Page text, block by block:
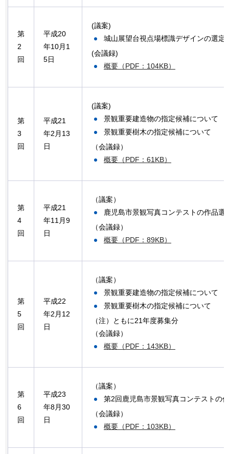
第
2
回
平成20
年10月1
5日
(議案)
城山展望台視点場標識デザインの選定
(会議録)
概要（PDF：104KB）
第
3
回
平成21
年2月13
日
(議案)
景観重要建造物の指定候補について
景観重要樹木の指定候補について
（会議録）
概要（PDF：61KB）
第
4
回
平成21
年11月9
日
（議案）
鹿児島市景観写真コンテストの作品選
（会議録）
概要（PDF：89KB）
第
5
回
平成22
年2月12
日
（議案）
景観重要建造物の指定候補について
景観重要樹木の指定候補について
（注）ともに21年度募集分
（会議録）
概要（PDF：143KB）
第
6
回
平成23
年8月30
日
（議案）
第2回鹿児島市景観写真コンテストの
（会議録）
概要（PDF：103KB）